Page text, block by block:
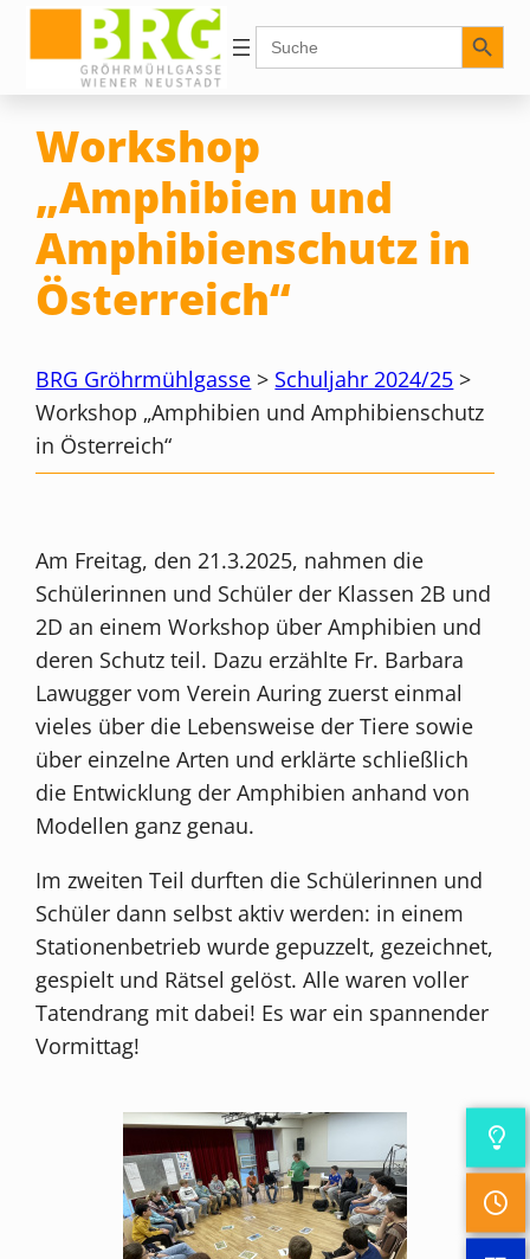
Inhalt
springen
Search
for:
Search Button
Workshop
„Amphibien und
Amphibienschutz in
Österreich“
BRG Gröhrmühlgasse > Schuljahr 2024/25 >
Workshop „Amphibien und Amphibienschutz
in Österreich“
Am Freitag, den 21.3.2025, nahmen die
Schülerinnen und Schüler der Klassen 2B und
2D an einem Workshop über Amphibien und
deren Schutz teil. Dazu erzählte Fr. Barbara
Lawugger vom Verein Auring zuerst einmal
vieles über die Lebensweise der Tiere sowie
über einzelne Arten und erklärte schließlich
die Entwicklung der Amphibien anhand von
Modellen ganz genau.
Im zweiten Teil durften die Schülerinnen und
Schüler dann selbst aktiv werden: in einem
Stationenbetrieb wurde gepuzzelt, gezeichnet,
gespielt und Rätsel gelöst. Alle waren voller
Tatendrang mit dabei! Es war ein spannender
Vormittag!